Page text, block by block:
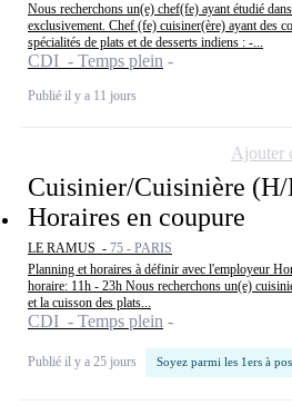
Nous recherchons un(e) chef(fe) ayant étudié
exclusivement. Chef (fe) cuisiner(ère) ayant des
spécialités de plats et de desserts indiens : -...
CDI - Temps plein
Publié il y a 11 jours
Cuisinier/Cuisinière (H/
Horaires en coupure
LE RAMUS - 75 - PARIS
Planning et horaires à définir avec l'employeur
horaire: 11h - 23h Nous recherchons un(e)
et la cuisson des plats...
CDI - Temps plein
Publié il y a 25 jours Soyez parmi les 1ers à
Ajouter